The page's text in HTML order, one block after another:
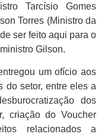
Tarcísio Gomes
Torres (Ministro da
ser feito aqui para o
Gilson.
um ofício aos
do setor, entre eles a
dos
criação do Voucher
relacionados a